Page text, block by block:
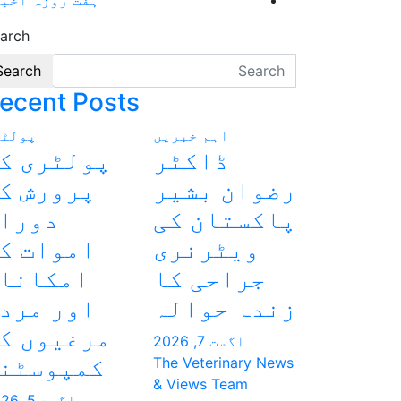
Posts
اہم خبریں
ڈاکٹر
رضوان بشیر
پاکستان کی
ویٹرنری
جراحی کا
زندہ حوالہ
اگست 7, 2026
The Veterinary News
& Views Team
پولٹری
پرورش
اموات
اور
مرغیوں